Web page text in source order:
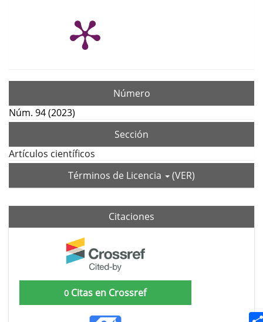
Número
Núm. 94 (2023)
Sección
Artículos científicos
Términos de Licencia
(VER)
Citaciones
0 Citas en Crossref